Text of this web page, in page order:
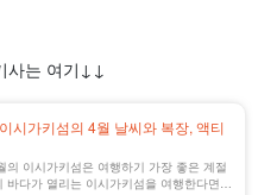
사는 여기↓↓
시가키섬의 4월 날씨와 복장, 액티
의 이시가키섬은 여행하기 가장 좋은 계절
바다가 열리는 이시가키섬을 여행한다면